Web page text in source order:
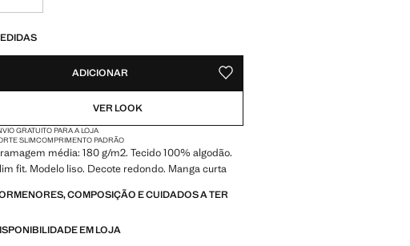
ADICIONAR GUARDAR NOS ARTIGOS PREFERIDOS
VER LOOK
GRATUITO PARA A LOJA
SLIMCOMPRIMENTO PADRÃO
média: 180 g/m2. Tecido 100% algodão.
fit. Modelo liso. Decote redondo. Manga curta
COMPOSIÇÃO E CUIDADOS A TER
EM LOJA